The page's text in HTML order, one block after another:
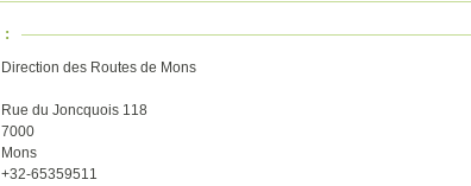
:
Direction des Routes de Mons
Rue du Joncquois 118
7000
Mons
+32-65359511